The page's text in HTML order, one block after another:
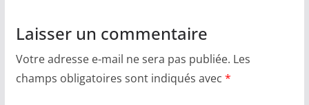
Laisser un commentaire
Votre adresse e-mail ne sera pas publiée. Les
champs obligatoires sont indiqués avec *